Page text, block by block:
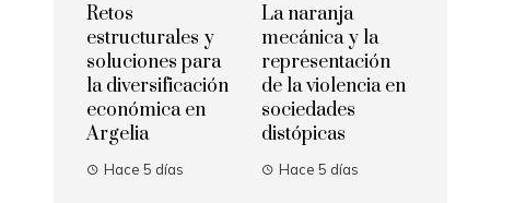
Retos
estructurales y
soluciones para
la diversificación
económica en
Argelia
Hace 5 días
La naranja
mecánica y la
representación
de la violencia en
sociedades
distópicas
Hace 5 días